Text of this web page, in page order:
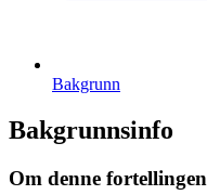
Bakgrunn
Bakgrunnsinfo
Om denne fortellingen